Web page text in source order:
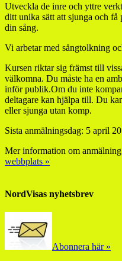
Utveckla de inre och yttre
ditt unika sätt att sjunga och
din sång.
Vi arbetar med sångtolkning
Kursen riktar sig främst till
välkomna. Du måste ha en
inför publik.Om du inte
deltagare kan hjälpa till. Du
eller sjunga utan komp.
Sista anmälningsdag: 5 april
Mer information om
webbplats »
NordVisas nyhetsbrev
Abonnera här »